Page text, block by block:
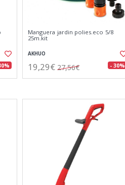
Manguera jardin polies.eco 5/8
25m.kit
AKHUO
19,29€ 27,56€ - 30%